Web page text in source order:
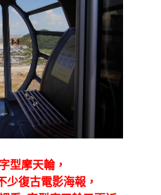
型摩天輪，
少復古電影海報，